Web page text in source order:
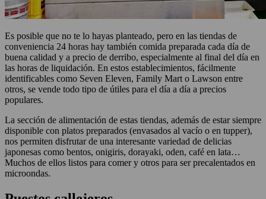
Es posible que no te lo hayas planteado, pero en las tiendas de
conveniencia 24 horas hay también comida preparada cada día de
buena calidad y a precio de derribo, especialmente al final del día en
las horas de liquidación. En estos establecimientos, fácilmente
identificables como Seven Eleven, Family Mart o Lawson entre
otros, se vende todo tipo de útiles para el día a día a precios
populares.
La sección de alimentación de estas tiendas, además de estar siempre
disponible con platos preparados (envasados al vacío o en tupper),
nos permiten disfrutar de una interesante variedad de delicias
japonesas como bentos, onigiris, dorayaki, oden, café en lata…
Muchos de ellos listos para comer y otros para ser precalentados en
microondas.